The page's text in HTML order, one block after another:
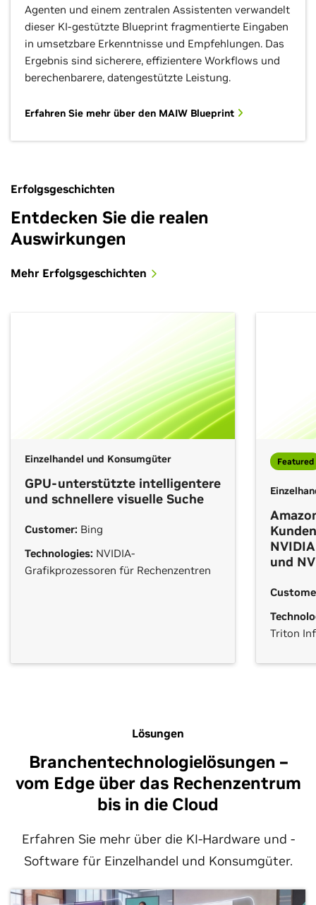
Agenten und einem zentralen Assistenten verwandelt
dieser KI-gestützte Blueprint fragmentierte Eingaben
in umsetzbare Erkenntnisse und Empfehlungen. Das
Ergebnis sind sicherere, effizientere Workflows und
berechenbarere, datengestützte Leistung.
Erfahren Sie mehr über den MAIW Blueprint
Erfolgsgeschichten
Entdecken Sie die realen
Auswirkungen
Mehr Erfolgsgeschichten
Einzelhandel und Konsumgüter
GPU-unterstützte intelligentere
und schnellere visuelle Suche
Customer: Bing
Technologies: NVIDIA-
Grafikprozessoren für Rechenzentren
Featured
und
Triton
Lösungen
Branchentechnologielösungen –
vom Edge über das Rechenzentrum
bis in die Cloud
Erfahren Sie mehr über die KI-Hardware und -
Software für Einzelhandel und Konsumgüter.